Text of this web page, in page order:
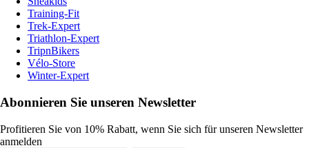
Training-Fit
Trek-Expert
Triathlon-Expert
TripnBikers
Vélo-Store
Winter-Expert
Abonnieren Sie unseren Newsletter
Profitieren Sie von 10% Rabatt, wenn Sie sich für unseren Newsletter
anmelden